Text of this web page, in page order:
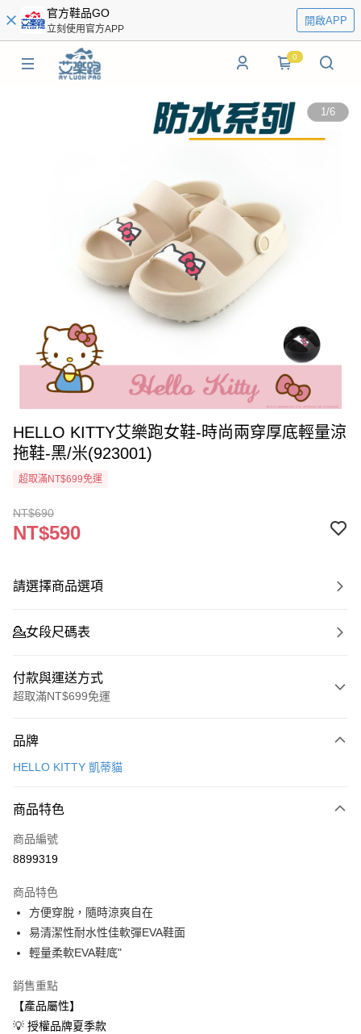
官方鞋品GO
立刻使用官方APP
開啟APP
0
1/6
HELLO KITTY艾樂跑女鞋-時尚兩穿厚底輕量涼
拖鞋-黑/米(923001)
超取滿NT$699免運
NT$690
NT$590
請選擇商品選項
💁‍女段尺碼表
付款與運送方式
超取滿NT$699免運
信用卡一次付款
LINE Pay
Apple Pay
悠遊付
Google Pay
AFTEE先享後付
相關說明
AFTEE先享後付是「在收到商品之後才付款」的支付方式。 讓您購物簡單
便利好安心！
ATM付款
品牌
HELLO KITTY 凱蒂貓
商品特色
商品編號
8899319
商品特色
方便穿脫，隨時涼爽自在
易清潔性耐水性佳軟彈EVA鞋面
輕量柔軟EVA鞋底"
銷售重點
【產品屬性】
💡 授權品牌夏季款